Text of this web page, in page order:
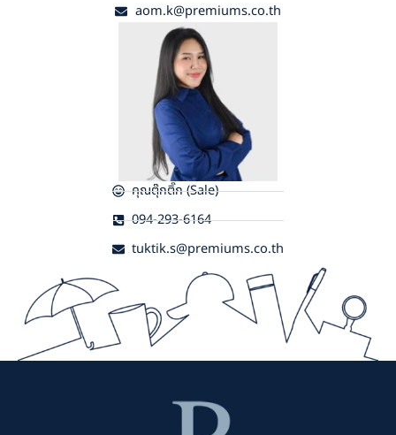
aom.k@premiums.co.th
คุณตุ๊กติ๊ก (Sale)
094-293-6164
tuktik.s@premiums.co.th